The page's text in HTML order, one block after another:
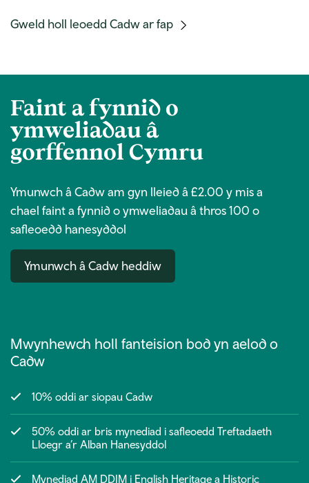
Gweld holl leoedd Cadw ar fap
Faint a fynnid o
ymweliadau â
gorffennol Cymru
Ymunwch â Cadw am gyn lleied â £2.00 y mis a
chael faint a fynnid o ymweliadau â thros 100 o
safleoedd hanesyddol
Ymunwch â Cadw heddiw
Mwynhewch holl fanteision bod yn aelod o
Cadw
10% oddi ar siopau Cadw
50% oddi ar bris mynediad i safleoedd Treftadaeth
Lloegr a’r Alban Hanesyddol
Mynediad AM DDIM i English Heritage a Historic